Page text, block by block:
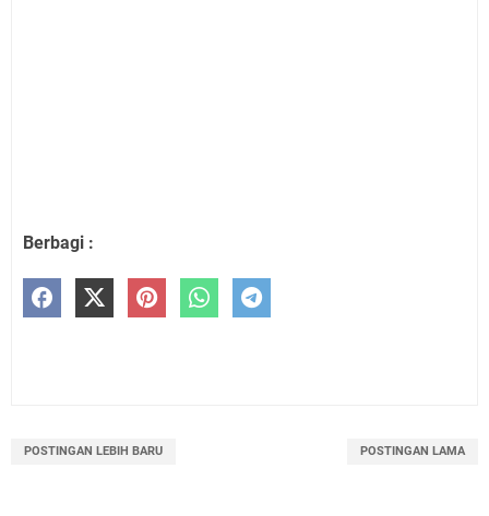
Berbagi :
POSTINGAN LEBIH BARU POSTINGAN LAMA